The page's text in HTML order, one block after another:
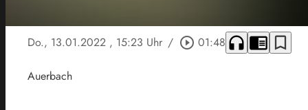
Do., 13.01.2022 , 15:23 Uhr / play_circle_outline 01:48 headphones chrome_reader_mode bookmark_border
Auerbach